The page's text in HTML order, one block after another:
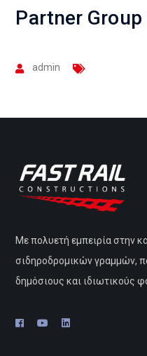
Partner Group
admin
Με πολυετή εμπειρία στην
σιδηροδρομικών γραμμών,
δημόσιους και ιδιωτικούς